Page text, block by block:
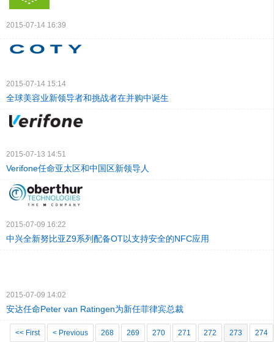
2015-07-14 16:39
2015-07-14 15:14
全球美容业新领导者和挑战者在并购中诞生
2015-07-13 14:51
Verifone任命亚太区和中国区新领导人
2015-07-09 16:22
中兴全新努比亚Z9系列配备OT以支持安全的NFC应用
2015-07-09 14:02
安达任命Peter van Ratingen为新任菲律宾总裁
<< First < Previous 268 269 270 271 272 273 274